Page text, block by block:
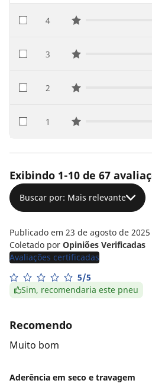
4star reviews
3star reviews
2star reviews
1star reviews
Exibindo 1-10 de 67
Buscar por: Mais relevante
Publicado em 23 de agosto de 2025
Coletado por Opiniões Verificadas
Avaliações certificadas
5/5
Sim, recomendaria este pneu
Recomendo
Muito bom
Aderência em seco e travagem